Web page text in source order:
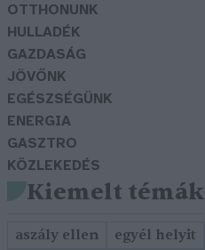
OTTHONUNK
HULLADÉK
GAZDASÁG
JÖVŐNK
EGÉSZSÉGÜNK
ENERGIA
GASZTRO
KÖZLEKEDÉS
Kiemelt témák
aszály ellen egyél helyit